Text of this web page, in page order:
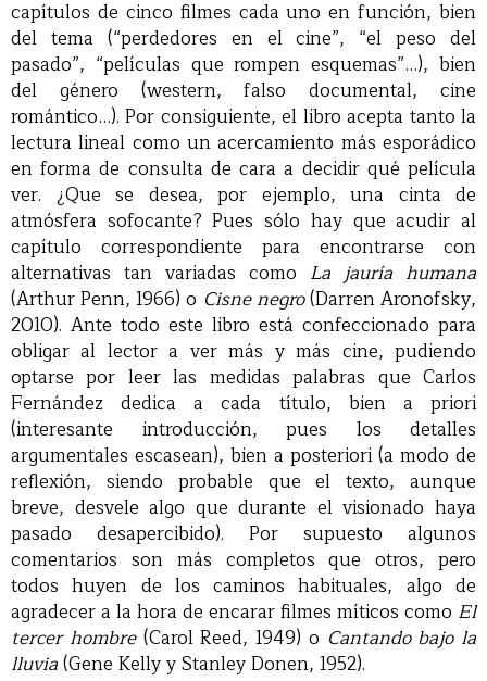
capítulos de cinco filmes cada uno en función, bien
del tema (“perdedores en el cine”, “el peso del
pasado”, “películas que rompen esquemas”…), bien
del género (western, falso documental, cine
romántico…). Por consiguiente, el libro acepta tanto la
lectura lineal como un acercamiento más esporádico
en forma de consulta de cara a decidir qué película
ver. ¿Que se desea, por ejemplo, una cinta de
atmósfera sofocante? Pues sólo hay que acudir al
capítulo correspondiente para encontrarse con
alternativas tan variadas como La jauría humana
(Arthur Penn, 1966) o Cisne negro(Darren Aronofsky,
2010). Ante todo este libro está confeccionado para
obligar al lector a ver más y más cine, pudiendo
optarse por leer las medidas palabras que Carlos
Fernández dedica a cada título, bien a priori
(interesante introducción, pues los detalles
argumentales escasean), bien a posteriori (a modo de
reflexión, siendo probable que el texto, aunque
breve, desvele algo que durante el visionado haya
pasado desapercibido). Por supuesto algunos
comentarios son más completos que otros, pero
todos huyen de los caminos habituales, algo de
agradecer a la hora de encarar filmes míticos como El
tercer hombre(Carol Reed, 1949) o Cantando bajo la
lluvia(Gene Kelly y Stanley Donen, 1952).